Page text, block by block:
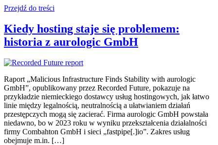
Przejdź do treści
Kiedy hosting staje się problemem:
historia z aurologic GmbH
Raport „Malicious Infrastructure Finds Stability with aurologic
GmbH”, opublikowany przez Recorded Future, pokazuje na
przykładzie niemieckiego dostawcy usług hostingowych, jak łatwo
linie między legalnością, neutralnością a ułatwianiem działań
przestępczych mogą się zacierać. Firma aurologic GmbH powstała
niedawno, bo w 2023 roku w wyniku przekształcenia działalności
firmy Combahton GmbH i sieci „fastpipe[.]io”. Zakres usług
obejmuje m.in. […]